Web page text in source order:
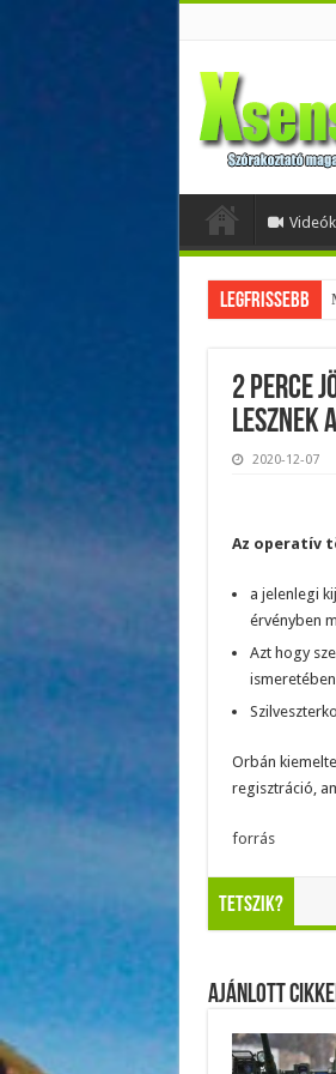
Videók
Legfrissebb
2 perce
LESZNEK
2020-12-07
Az operatív
a jelenlegi
érvényben
Azt hogy
Orbán
regisztráció,
forrás
Tetszik?
Ajánlott